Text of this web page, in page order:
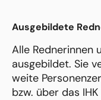
Ausgebildete
Alle Rednerinnen
ausgebildet. Sie
weite
bzw. über das